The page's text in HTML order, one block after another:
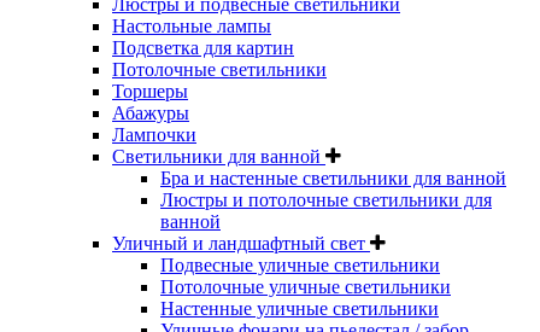
Люстры и подвесные светильники
Настольные лампы
Подсветка для картин
Потолочные светильники
Торшеры
Абажуры
Лампочки
Светильники для ванной
Бра и настенные светильники для ванной
Люстры и потолочные светильники для
ванной
Уличный и ландшафтный свет
Подвесные уличные светильники
Потолочные уличные светильники
Настенные уличные светильники